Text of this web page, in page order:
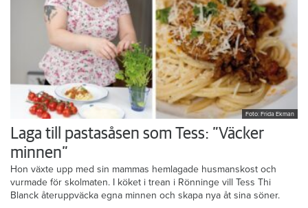
Foto: Frida Ekman
Laga till pastasåsen som Tess: ”Väcker
minnen”
Hon växte upp med sin mammas hemlagade husmanskost och
vurmade för skolmaten. I köket i trean i Rönninge vill Tess Thi
Blanck återuppväcka egna minnen och skapa nya åt sina söner.